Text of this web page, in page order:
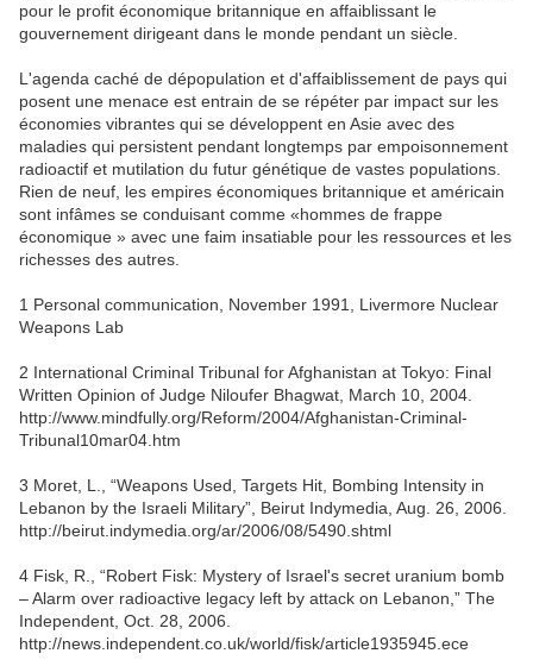
pour le profit économique britannique en affaiblissant le
gouvernement dirigeant dans le monde pendant un siècle.
L'agenda caché de dépopulation et d'affaiblissement de pays qui
posent une menace est entrain de se répéter par impact sur les
économies vibrantes qui se développent en Asie avec des
maladies qui persistent pendant longtemps par empoisonnement
radioactif et mutilation du futur génétique de vastes populations.
Rien de neuf, les empires économiques britannique et américain
sont infâmes se conduisant comme «hommes de frappe
économique » avec une faim insatiable pour les ressources et les
richesses des autres.
1 Personal communication, November 1991, Livermore Nuclear
Weapons Lab
2 International Criminal Tribunal for Afghanistan at Tokyo: Final
Written Opinion of Judge Niloufer Bhagwat, March 10, 2004.
http://www.mindfully.org/Reform/2004/Afghanistan-Criminal-
Tribunal10mar04.htm
3 Moret, L., “Weapons Used, Targets Hit, Bombing Intensity in
Lebanon by the Israeli Military”, Beirut Indymedia, Aug. 26, 2006.
http://beirut.indymedia.org/ar/2006/08/5490.shtml
4 Fisk, R., “Robert Fisk: Mystery of Israel's secret uranium bomb
– Alarm over radioactive legacy left by attack on Lebanon,” The
Independent, Oct. 28, 2006.
http://news.independent.co.uk/world/fisk/article1935945.ece